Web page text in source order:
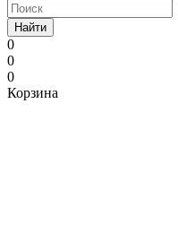
Найти
0
0
0
Корзина